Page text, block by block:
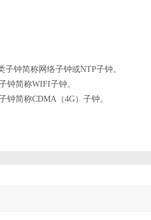
子钟简称网络子钟或NTP子钟。
钟简称WIFI子钟。
钟简称CDMA（4G）子钟。